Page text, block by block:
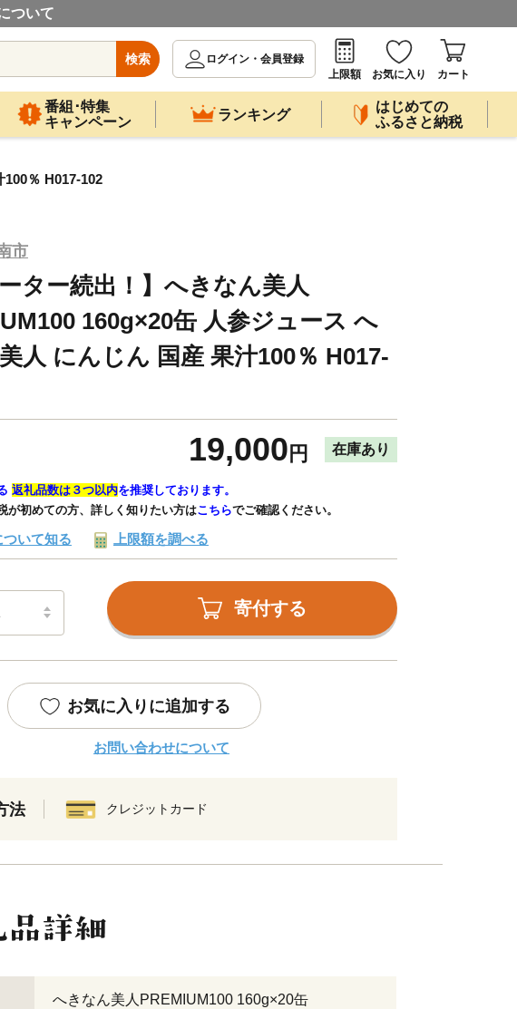
ついて
検索
ログイン・会員登録
上限額
お気に入り カート
番組･特集
キャンペーン
ランキング
はじめての
ふるさと納税
％ H017-102
市
ーター続出！】へきなん美人
160g×20缶 人参ジュース へ
人 にんじん 国産 果汁100％ H017-
19,000 円 在庫あり
返礼品数は３つ以内を推奨しております。
が初めての方、詳しく知りたい方はこちらでご確認ください。
いて知る 上限額を調べる
寄付する
お気に入りに追加する
お問い合わせについて
法 クレジットカード
へきなん美人PREMIUM100 160g×20缶